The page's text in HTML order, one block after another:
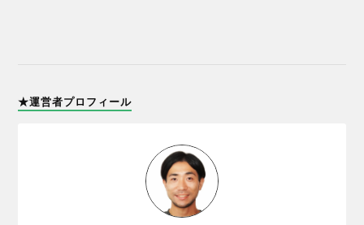
★運営者プロフィール